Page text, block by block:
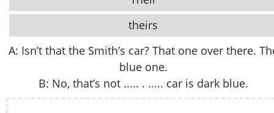
theirs
A: Isn’t that the Smith’s car? That one over there.
blue one.
B: No, that’s not ..... . ..... car is dark blue.